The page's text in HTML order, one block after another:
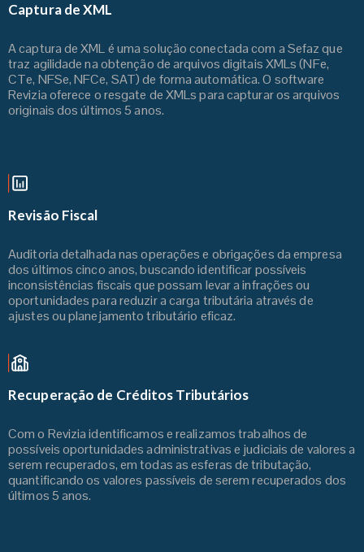
Captura de XML
A captura de XML é uma solução conectada com a Sefaz que
traz agilidade na obtenção de arquivos digitais XMLs (NFe,
CTe, NFSe, NFCe, SAT) de forma automática. O software
Revizia oferece o resgate de XMLs para capturar os arquivos
originais dos últimos 5 anos.
Revisão Fiscal
Auditoria detalhada nas operações e obrigações da empresa
dos últimos cinco anos, buscando identificar possíveis
inconsistências fiscais que possam levar a infrações ou
oportunidades para reduzir a carga tributária através de
ajustes ou planejamento tributário eficaz.
Recuperação de Créditos Tributários
Com o Revizia identificamos e realizamos trabalhos de
possíveis oportunidades administrativas e judiciais de valores a
serem recuperados, em todas as esferas de tributação,
quantificando os valores passíveis de serem recuperados dos
últimos 5 anos.